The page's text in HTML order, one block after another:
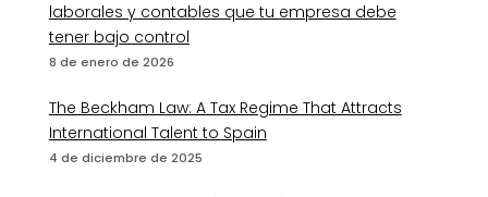
laborales y contables que tu empresa debe
tener bajo control
8 de enero de 2026
The Beckham Law: A Tax Regime That Attracts
International Talent to Spain
4 de diciembre de 2025